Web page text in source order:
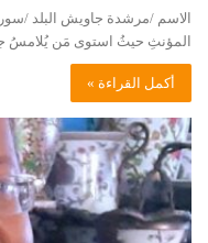
الاسم /مرشدة جاويش البلد /
المؤنثِ حيثُ استوى مَن يُلامسُ
أكمل القراءة »